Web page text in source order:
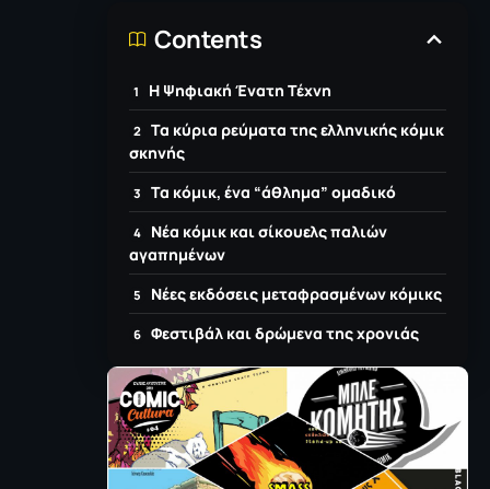
Contents
Η Ψηφιακή Ένατη Τέχνη
Τα κύρια ρεύματα της ελληνικής κόμικ
σκηνής
Τα κόμικ, ένα “άθλημα” ομαδικό
Νέα κόμικ και σίκουελς παλιών
αγαπημένων
Νέες εκδόσεις μεταφρασμένων κόμικς
Φεστιβάλ και δρώμενα της χρονιάς